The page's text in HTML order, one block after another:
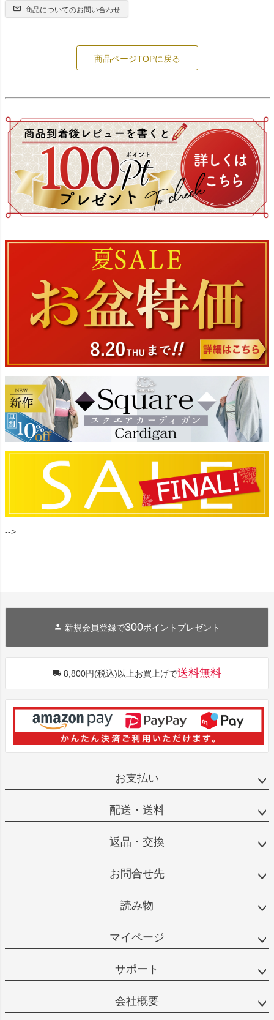
商品についてのお問い合わせ
商品ページTOPに戻る
-->
新規会員登録で300ポイントプレゼント
8,800円(税込)以上お買上げで送料無料
お支払い
配送・送料
返品・交換
お問合せ先
読み物
マイページ
サポート
会社概要